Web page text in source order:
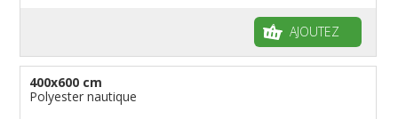
AJOUTEZ
400x600 cm
Polyester nautique